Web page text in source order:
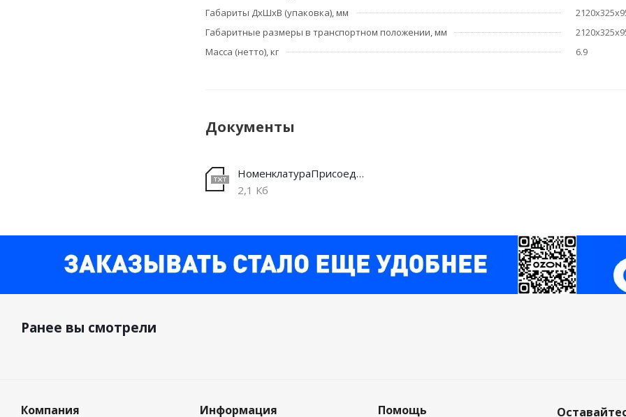
Габариты ДхШхВ (упаковка), мм
Габаритные размеры в транспортном положении, мм
Масса (нетто), кг
6.9
Документы
НоменклатураПрисоединенныеФайлы
2,1 Кб
Ранее вы смотрели
Компания Информация Помощь